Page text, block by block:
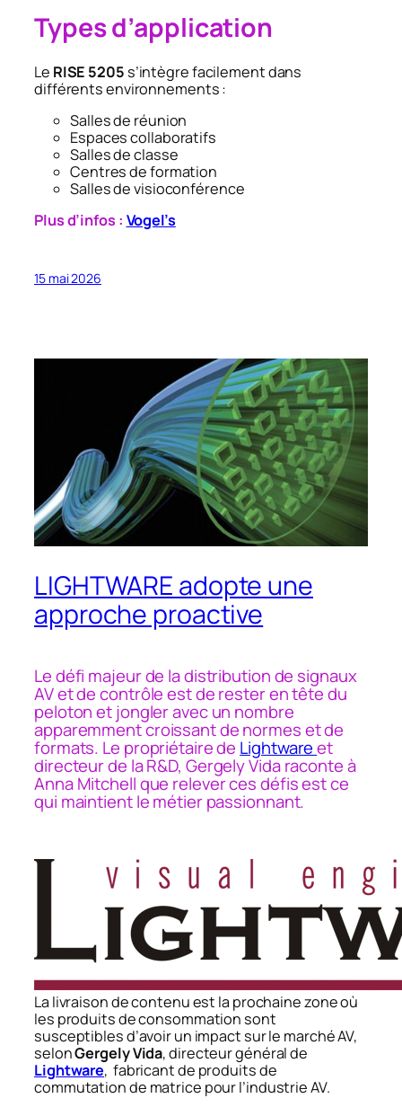
Types d’application
Le RISE 5205 s’intègre facilement dans
différents environnements :
Salles de réunion
Espaces collaboratifs
Salles de classe
Centres de formation
Salles de visioconférence
Plus d’infos : Vogel’s
15 mai 2026
LIGHTWARE adopte une
approche proactive
Le défi majeur de la distribution de signaux
AV et de contrôle est de rester en tête du
peloton et jongler avec un nombre
apparemment croissant de normes et de
formats. Le propriétaire de Lightwareet
directeur de la R&D, Gergely Vida raconte à
Anna Mitchell que relever ces défis est ce
qui maintient le métier passionnant.
La livraison de contenu est la prochaine zone où
les produits de consommation sont
susceptibles d’avoir un impact sur le marché AV,
selonGergely Vida, directeur général de
Lightware, fabricant de produits de
commutation de matrice pour l’industrie AV.